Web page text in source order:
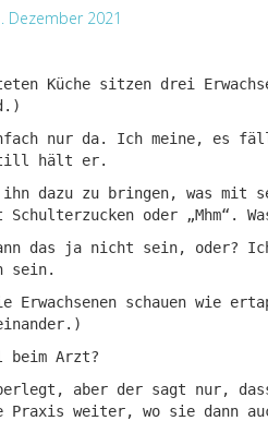
Dezember 2021
Küche sitzen drei
nur da. Ich meine, es fällt
hält er.
dazu zu bringen, was mit
oder „Mhm“.
das ja nicht sein, oder?
sein.
schauen wie
Arzt?
aber der sagt nur,
Praxis weiter, wo sie dann